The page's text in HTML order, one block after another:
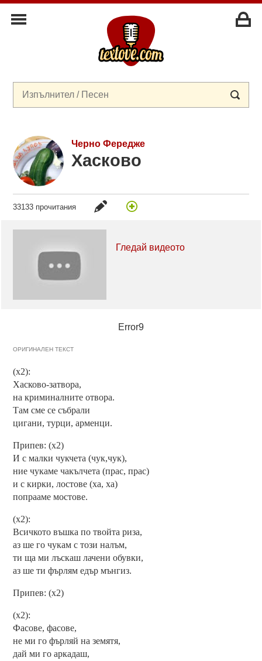
Черно Фередже
Хасково
33133 прочитания
Гледай видеото
Error9
ОРИГИНАЛЕН ТЕКСТ
(х2):
Хасково-затвора,
на криминалните отвора.
Там сме се събрали
цигани, турци, арменци.
Припев: (х2)
И с малки чукчета (чук,чук),
ние чукаме чакълчета (прас, прас)
и с кирки, лостове (ха, ха)
попрааме мостове.
(х2):
Всичкото въшка по твойта риза,
аз ше го чукам с този налъм,
ти ща ми лъскаш лачени обувки,
аз ше ти фърлям едър мънгиз.
Припев: (х2)
(х2):
Фасове, фасове,
не ми го фърляй на земятя,
дай ми го аркадаш,